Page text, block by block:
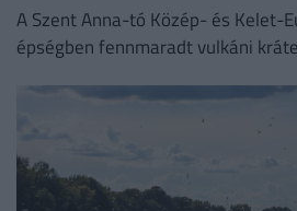
A Szent Anna-tó Közép- és Kelet-
épségben fennmaradt vulkáni